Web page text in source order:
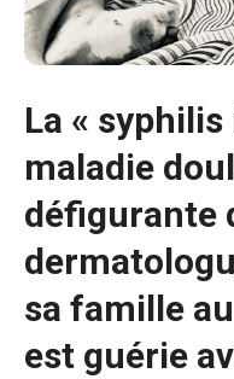
La «
maladie
défigurante
sa famille
est guérie